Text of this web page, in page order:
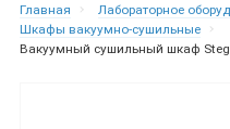
Главная
Лабораторное
Шкафы вакуумно-сушильные
Вакуумный сушильный шкаф